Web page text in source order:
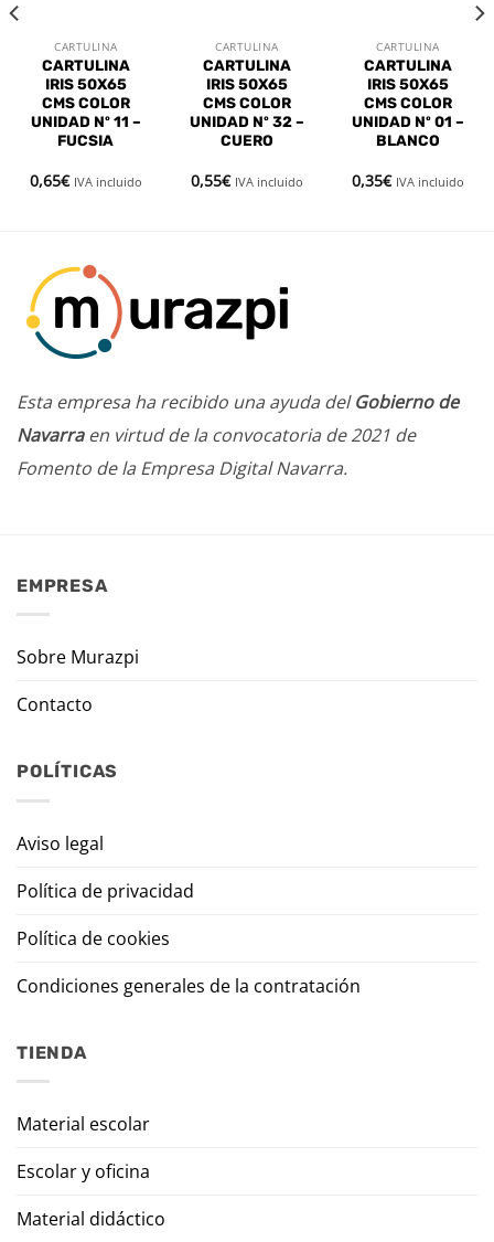
CARTULINA
CARTULINA
IRIS 50X65
CMS COLOR
UNIDAD Nº 11 –
FUCSIA
0,65€ IVA incluido
CARTULINA
CARTULINA
IRIS 50X65
CMS COLOR
UNIDAD Nº 32 –
CUERO
0,55€ IVA incluido
CARTULINA
CARTULINA
IRIS 50X65
CMS COLOR
UNIDAD Nº 01 –
BLANCO
0,35€ IVA incluido
Esta empresa ha recibido una ayuda delGobierno de
Navarraen virtud de la convocatoria de 2021 de
Fomento de la Empresa Digital Navarra.
EMPRESA
Sobre Murazpi
Contacto
POLÍTICAS
Aviso legal
Política de privacidad
Política de cookies
Condiciones generales de la contratación
TIENDA
Material escolar
Escolar y oficina
Material didáctico